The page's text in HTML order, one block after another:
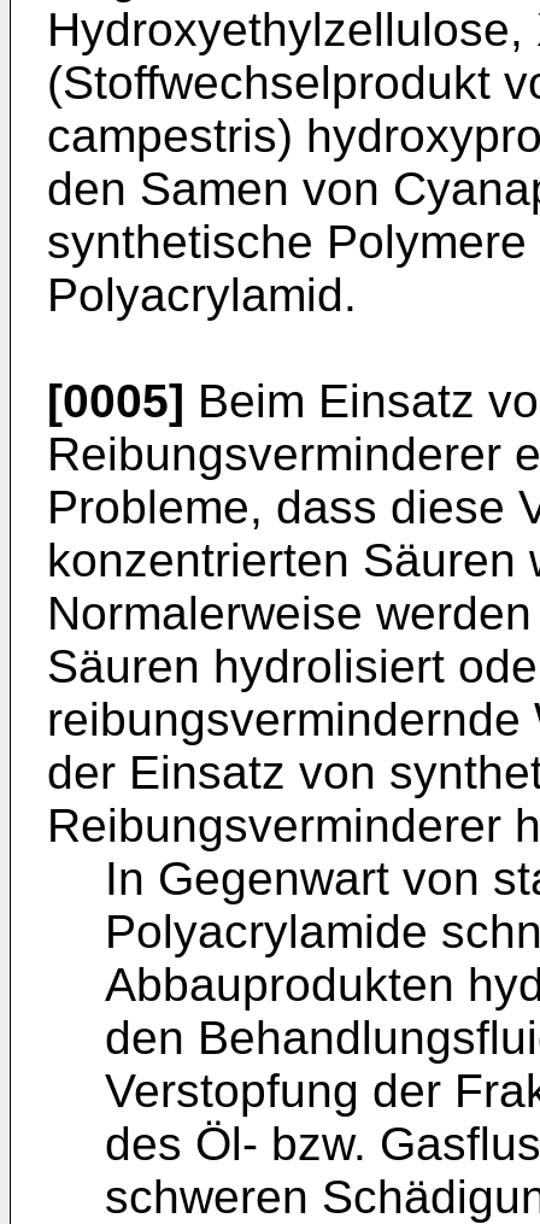
Hydroxyethylzellulose,
(Stoffwechselprodukt
campestris)
den Samen von
synthetische
Polyacrylamid.
[0005] Beim Einsatz
Reibungsverminderer
Probleme, dass diese
konzentrierten Säuren
Normalerweise
Säuren hydrolisiert
der Einsatz von
Reibungsverminderer
In Gegenwart von
Polyacrylamide
Abbauprodukten
den
Verstopfung der
des Öl- bzw.
schweren